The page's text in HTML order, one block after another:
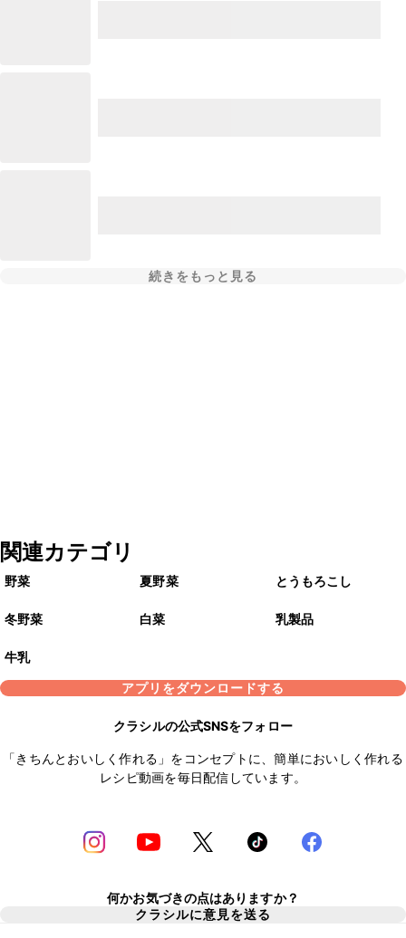
続きをもっと見る
関連カテゴリ
野菜 夏野菜 とうもろこし
冬野菜 白菜 乳製品
牛乳
アプリをダウンロードする
クラシルの公式SNSをフォロー
「きちんとおいしく作れる」をコンセプトに、簡単においしく作れる
レシピ動画を毎日配信しています。
何かお気づきの点はありますか？
クラシルに意見を送る